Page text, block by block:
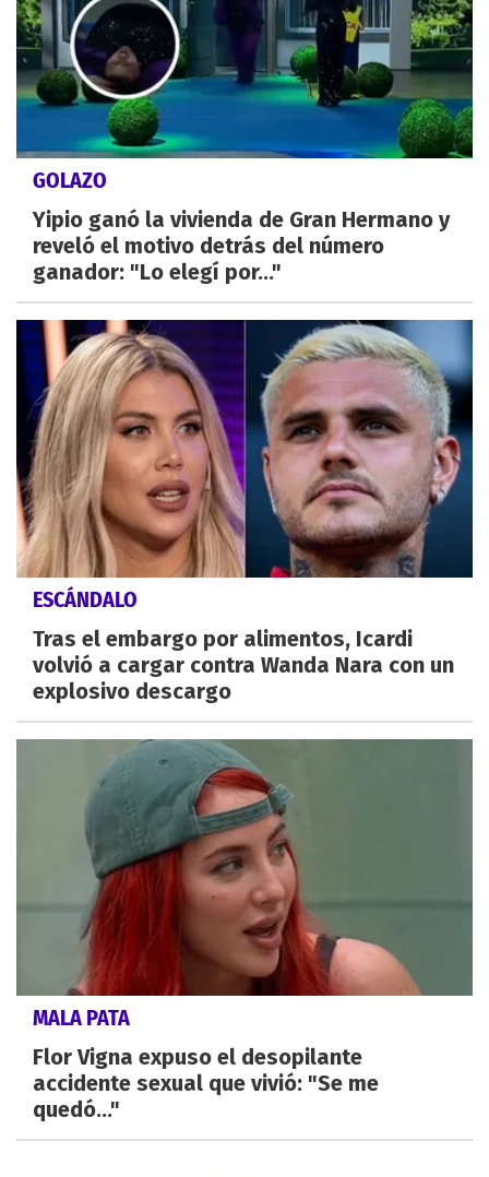
GOLAZO
Yipio ganó la vivienda de Gran Hermano y
reveló el motivo detrás del número
ganador: "Lo elegí por..."
ESCÁNDALO
Tras el embargo por alimentos, Icardi
volvió a cargar contra Wanda Nara con un
explosivo descargo
MALA PATA
Flor Vigna expuso el desopilante
accidente sexual que vivió: "Se me
quedó..."